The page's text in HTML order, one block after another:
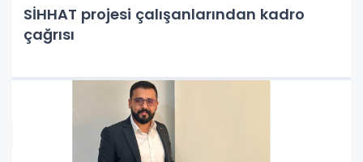
SİHHAT projesi çalışanlarından kadro
çağrısı